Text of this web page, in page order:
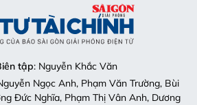
tập: Nguyễn Khắc Văn
Ngọc Anh, Phạm Văn Trường, Bùi
Đức Nghĩa, Phạm Thị Vân Anh, Dương